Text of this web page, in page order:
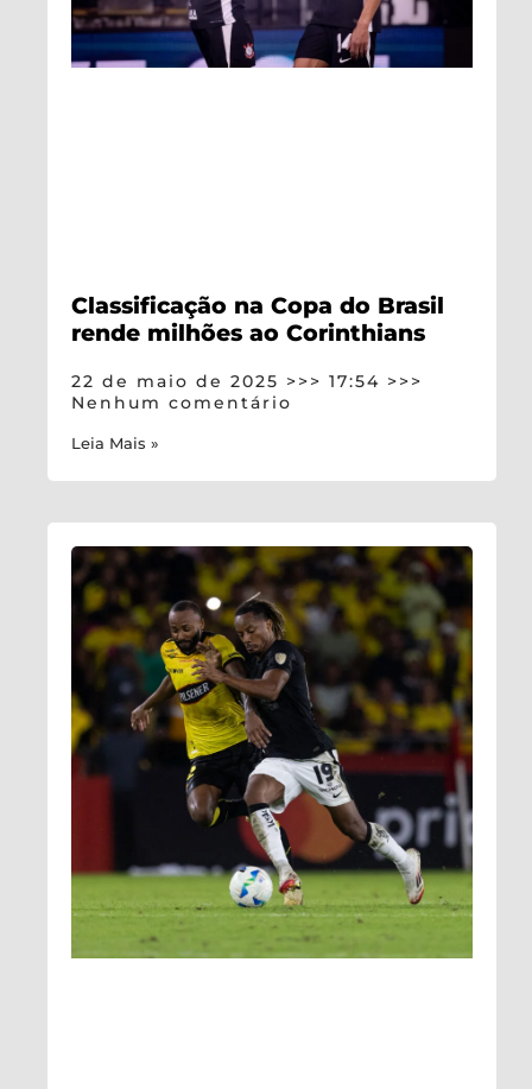
Classificação na Copa do Brasil
rende milhões ao Corinthians
22 de maio de 2025
17:54
Nenhum comentário
Leia Mais »